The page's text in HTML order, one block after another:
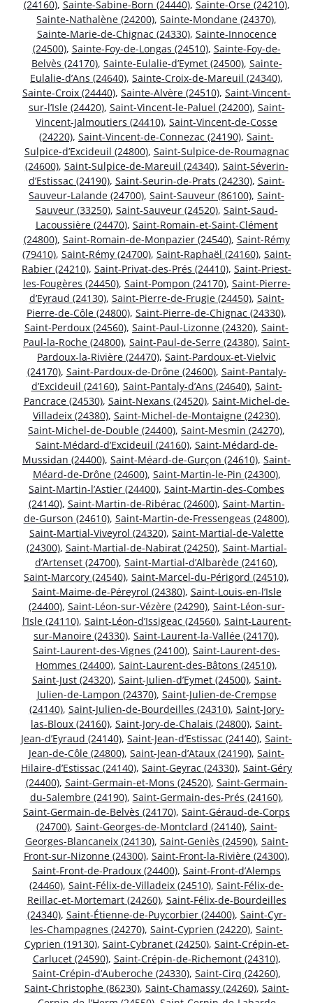
(24160), Sainte-Sabine-Born (24440), Sainte-Orse (24210),
Sainte-Nathalène (24200), Sainte-Mondane (24370),
Sainte-Marie-de-Chignac (24330), Sainte-Innocence
(24500), Sainte-Foy-de-Longas (24510), Sainte-Foy-de-
Belvès (24170), Sainte-Eulalie-d’Eymet (24500), Sainte-
Eulalie-d’Ans (24640), Sainte-Croix-de-Mareuil (24340),
Sainte-Croix (24440), Sainte-Alvère (24510), Saint-Vincent-
sur-l’Isle (24420), Saint-Vincent-le-Paluel (24200), Saint-
Vincent-Jalmoutiers (24410), Saint-Vincent-de-Cosse
(24220), Saint-Vincent-de-Connezac (24190), Saint-
Sulpice-d’Excideuil (24800), Saint-Sulpice-de-Roumagnac
(24600), Saint-Sulpice-de-Mareuil (24340), Saint-Séverin-
d’Estissac (24190), Saint-Seurin-de-Prats (24230), Saint-
Sauveur-Lalande (24700), Saint-Sauveur (86100), Saint-
Sauveur (33250), Saint-Sauveur (24520), Saint-Saud-
Lacoussière (24470), Saint-Romain-et-Saint-Clément
(24800), Saint-Romain-de-Monpazier (24540), Saint-Rémy
(79410), Saint-Rémy (24700), Saint-Raphaël (24160), Saint-
Rabier (24210), Saint-Privat-des-Prés (24410), Saint-Priest-
les-Fougères (24450), Saint-Pompon (24170), Saint-Pierre-
d’Eyraud (24130), Saint-Pierre-de-Frugie (24450), Saint-
Pierre-de-Côle (24800), Saint-Pierre-de-Chignac (24330),
Saint-Perdoux (24560), Saint-Paul-Lizonne (24320), Saint-
Paul-la-Roche (24800), Saint-Paul-de-Serre (24380), Saint-
Pardoux-la-Rivière (24470), Saint-Pardoux-et-Vielvic
(24170), Saint-Pardoux-de-Drône (24600), Saint-Pantaly-
d’Excideuil (24160), Saint-Pantaly-d’Ans (24640), Saint-
Pancrace (24530), Saint-Nexans (24520), Saint-Michel-de-
Villadeix (24380), Saint-Michel-de-Montaigne (24230),
Saint-Michel-de-Double (24400), Saint-Mesmin (24270),
Saint-Médard-d’Excideuil (24160), Saint-Médard-de-
Mussidan (24400), Saint-Méard-de-Gurçon (24610), Saint-
Méard-de-Drône (24600), Saint-Martin-le-Pin (24300),
Saint-Martin-l’Astier (24400), Saint-Martin-des-Combes
(24140), Saint-Martin-de-Ribérac (24600), Saint-Martin-
de-Gurson (24610), Saint-Martin-de-Fressengeas (24800),
Saint-Martial-Viveyrol (24320), Saint-Martial-de-Valette
(24300), Saint-Martial-de-Nabirat (24250), Saint-Martial-
d’Artenset (24700), Saint-Martial-d’Albarède (24160),
Saint-Marcory (24540), Saint-Marcel-du-Périgord (24510),
Saint-Maime-de-Péreyrol (24380), Saint-Louis-en-l’Isle
(24400), Saint-Léon-sur-Vézère (24290), Saint-Léon-sur-
l’Isle (24110), Saint-Léon-d’Issigeac (24560), Saint-Laurent-
sur-Manoire (24330), Saint-Laurent-la-Vallée (24170),
Saint-Laurent-des-Vignes (24100), Saint-Laurent-des-
Hommes (24400), Saint-Laurent-des-Bâtons (24510),
Saint-Just (24320), Saint-Julien-d’Eymet (24500), Saint-
Julien-de-Lampon (24370), Saint-Julien-de-Crempse
(24140), Saint-Julien-de-Bourdeilles (24310), Saint-Jory-
las-Bloux (24160), Saint-Jory-de-Chalais (24800), Saint-
Jean-d’Eyraud (24140), Saint-Jean-d’Estissac (24140), Saint-
Jean-de-Côle (24800), Saint-Jean-d’Ataux (24190), Saint-
Hilaire-d’Estissac (24140), Saint-Geyrac (24330), Saint-Géry
(24400), Saint-Germain-et-Mons (24520), Saint-Germain-
du-Salembre (24190), Saint-Germain-des-Prés (24160),
Saint-Germain-de-Belvès (24170), Saint-Géraud-de-Corps
(24700), Saint-Georges-de-Montclard (24140), Saint-
Georges-Blancaneix (24130), Saint-Geniès (24590), Saint-
Front-sur-Nizonne (24300), Saint-Front-la-Rivière (24300),
Saint-Front-de-Pradoux (24400), Saint-Front-d’Alemps
(24460), Saint-Félix-de-Villadeix (24510), Saint-Félix-de-
Reillac-et-Mortemart (24260), Saint-Félix-de-Bourdeilles
(24340), Saint-Étienne-de-Puycorbier (24400), Saint-Cyr-
les-Champagnes (24270), Saint-Cyprien (24220), Saint-
Cyprien (19130), Saint-Cybranet (24250), Saint-Crépin-et-
Carlucet (24590), Saint-Crépin-de-Richemont (24310),
Saint-Crépin-d’Auberoche (24330), Saint-Cirq (24260),
Saint-Christophe (86230), Saint-Chamassy (24260), Saint-